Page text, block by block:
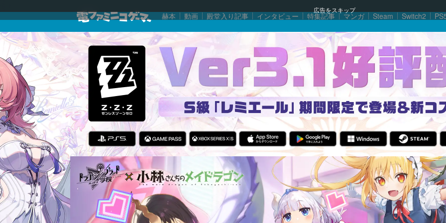
広告をスキップ
赫本 動画 殿堂入り記事 インタビュー 特集記事 マンガ Steam Switch2